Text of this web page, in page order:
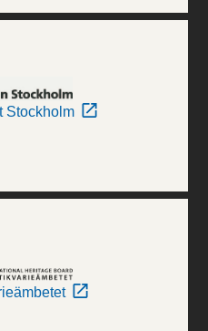
Stockholm